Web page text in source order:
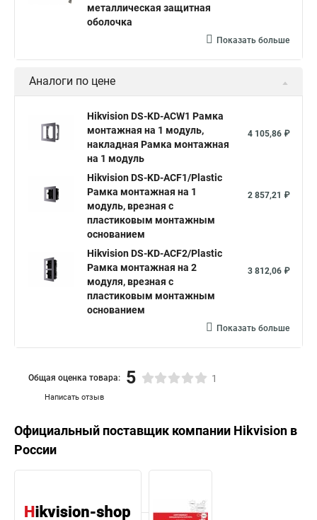
металлическая защитная
оболочка
Показать больше
Аналоги по цене
Hikvision DS-KD-ACW1 Рамка
монтажная на 1 модуль,
накладная Рамка монтажная
на 1 модуль
4 105,86 ₽
Hikvision DS-KD-ACF1/Plastic
Рамка монтажная на 1
модуль, врезная с
пластиковым монтажным
основанием
2 857,21 ₽
Hikvision DS-KD-ACF2/Plastic
Рамка монтажная на 2
модуля, врезная с
пластиковым монтажным
основанием
3 812,06 ₽
Показать больше
Написать отзыв
Общая оценка товара: 5 1
Официальный поставщик компании Hikvision в
России